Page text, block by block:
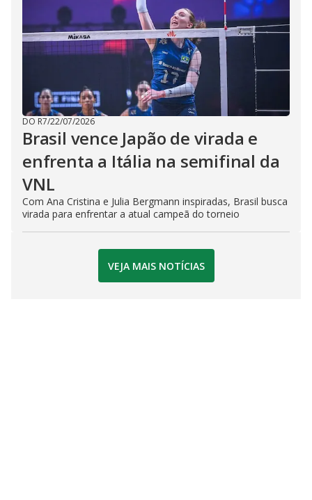
DO R7/22/07/2026
Brasil vence Japão de virada e
enfrenta a Itália na semifinal da
VNL
Com Ana Cristina e Julia Bergmann inspiradas, Brasil busca
virada para enfrentar a atual campeã do torneio
VEJA MAIS NOTÍCIAS